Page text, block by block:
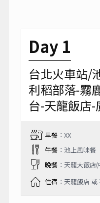
Day 1
台北火車站/
利稻部落-霧
台-天龍飯店-
早餐：XX
午餐：池上風味餐
晚餐：天龍大飯店(
住宿 ：天龍飯店